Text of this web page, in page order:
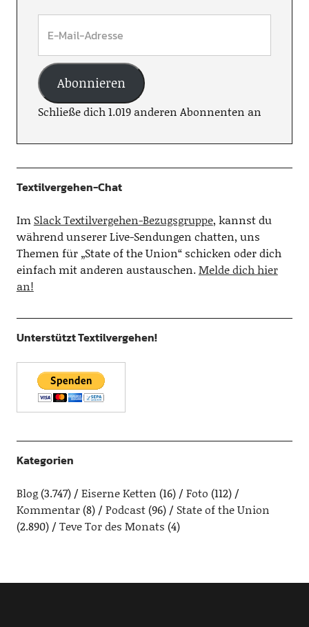
Abonnieren
Schließe dich 1.019 anderen Abonnenten an
Textilvergehen-Chat
Im Slack Textilvergehen-Bezugsgruppe, kannst du
während unserer Live-Sendungen chatten, uns
Themen für „State of the Union“ schicken oder dich
einfach mit anderen austauschen.Melde dich hier
an!
Unterstützt Textilvergehen!
Kategorien
Blog(3.747) Eiserne Ketten (16) Foto (112)
Kommentar(8) Podcast(96)
State of the Union
(2.890)
Teve Tor des Monats (4)